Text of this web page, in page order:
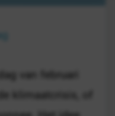
van februari
klimaatcrisis, of